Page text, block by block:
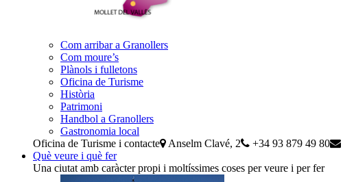
Com arribar a Granollers
Com moure’s
Plànols i fulletons
Oficina de Turisme
Història
Patrimoni
Handbol a Granollers
Gastronomia local
Oficina de Turisme i contacte
Anselm Clavé, 2 +34 93 879 49 80
Què veure i què fer
Una ciutat amb caràcter propi i moltíssimes coses per veure i per fer